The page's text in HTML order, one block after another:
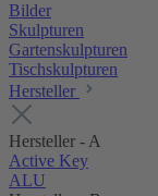
Bilder
Skulpturen
Gartenskulpturen
Tischskulpturen
Hersteller
Hersteller - A
Active Key
ALU